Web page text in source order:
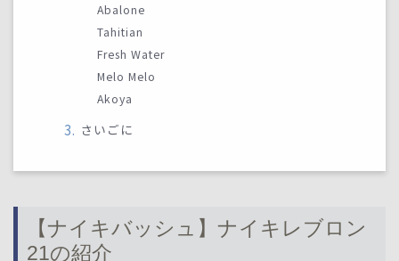
Abalone
Tahitian
Fresh Water
Melo Melo
Akoya
さいごに
【ナイキバッシュ】ナイキレブロン
21の紹介